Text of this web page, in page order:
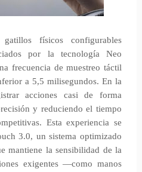
físicos configurables
por la tecnología Neo
frecuencia de muestreo táctil
a 5,5 milisegundos. En la
acciones casi de forma
y reduciendo el tiempo
Esta experiencia se
3.0, un sistema optimizado
mantiene la sensibilidad de la
exigentes —como manos